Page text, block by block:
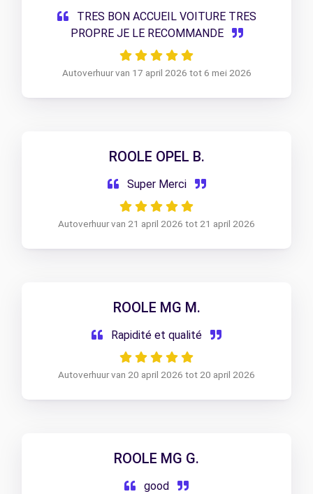
TRES BON ACCUEIL VOITURE TRES
PROPRE JE LE RECOMMANDE
Autoverhuur van 17 april 2026 tot 6 mei 2026
ROOLE OPEL B.
Super Merci
Autoverhuur van 21 april 2026 tot 21 april 2026
ROOLE MG M.
Rapidité et qualité
Autoverhuur van 20 april 2026 tot 20 april 2026
ROOLE MG G.
good